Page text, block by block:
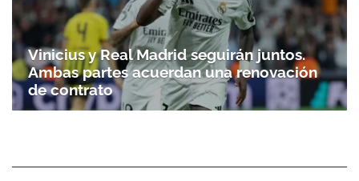
Vinicius y Real Madrid seguirán juntos.
Ambas partes acuerdan una renovación
de contrato